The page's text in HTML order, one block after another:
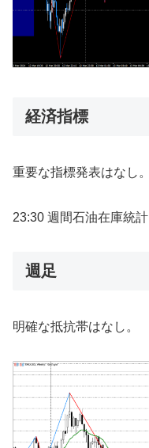
経済指標
重要な指標発表はなし。
23:30 週間石油在庫統計
週足
明確な抵抗帯はなし。